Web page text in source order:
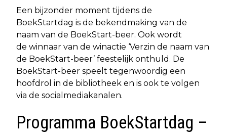
Een bijzonder moment tijdens de
BoekStartdag is de bekendmaking van de
naam van de BoekStart-beer. Ook wordt
de winnaar van de winactie ‘Verzin de naam van
de BoekStart-beer’ feestelijk onthuld. De
BoekStart-beer speelt tegenwoordig een
hoofdrol in de bibliotheek en is ook te volgen
via de socialmediakanalen.
Programma BoekStartdag –